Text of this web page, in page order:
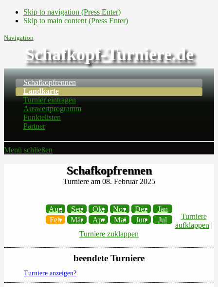
Skip to navigation (Press Enter)
Skip to main content (Press Enter)
Navigation
Schafkopf-Turniere.de
Schafkopfrennen
Landkarte
Turnier eintragen
Auswertprogramm
Punktelisten
Partner
Menü schließen
Schafkopfrennen
Turniere am 08. Februar 2025
Aug Sep Okt Nov Dez
Jan
Feb
Mär Apr Mai Jun Jul
Turniere
aufklappen |
Turniere zuklappen
beendete Turniere
Turniere anzeigen?